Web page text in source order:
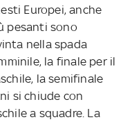
Europei, anche
pesanti sono
nella spada
la finale per il
la semifinale
si chiude con
a squadre. La